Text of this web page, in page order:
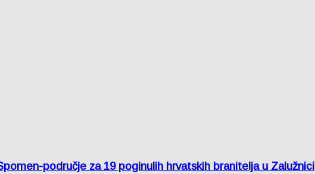
područje za 19 poginulih hrvatskih branitelja u Zalužnici